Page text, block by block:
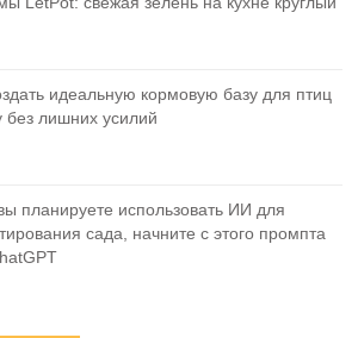
идеальную кормовую базу для птиц
без лишних усилий
планируете использовать ИИ для
сада, начните с этого промпта